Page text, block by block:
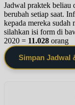
Jadwal praktek beliau
berubah setiap saat.
kepada mereka sudah
silahkan isi form di
2020 = 11.028 orang
Simpan Jadwal